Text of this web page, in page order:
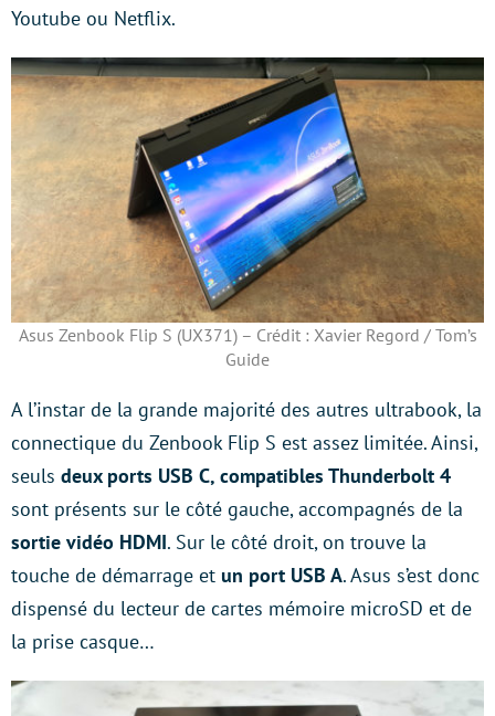
Youtube ou Netflix.
Asus Zenbook Flip S (UX371) – Crédit : Xavier Regord / Tom’s
Guide
A l’instar de la grande majorité des autres ultrabook, la
connectique du Zenbook Flip S est assez limitée. Ainsi,
seuls deux ports USB C, compatibles Thunderbolt 4
sont présents sur le côté gauche, accompagnés de la
sortie vidéo HDMI. Sur le côté droit, on trouve la
touche de démarrage et un port USB A. Asus s’est donc
dispensé du lecteur de cartes mémoire microSD et de
la prise casque…